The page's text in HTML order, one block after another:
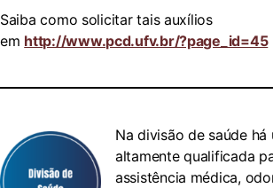
Saiba como solicitar tais auxílios
em http://www.pcd.ufv.br/?page_id=45
Na divisão de saúde há
altamente qualificada
assistência médica,